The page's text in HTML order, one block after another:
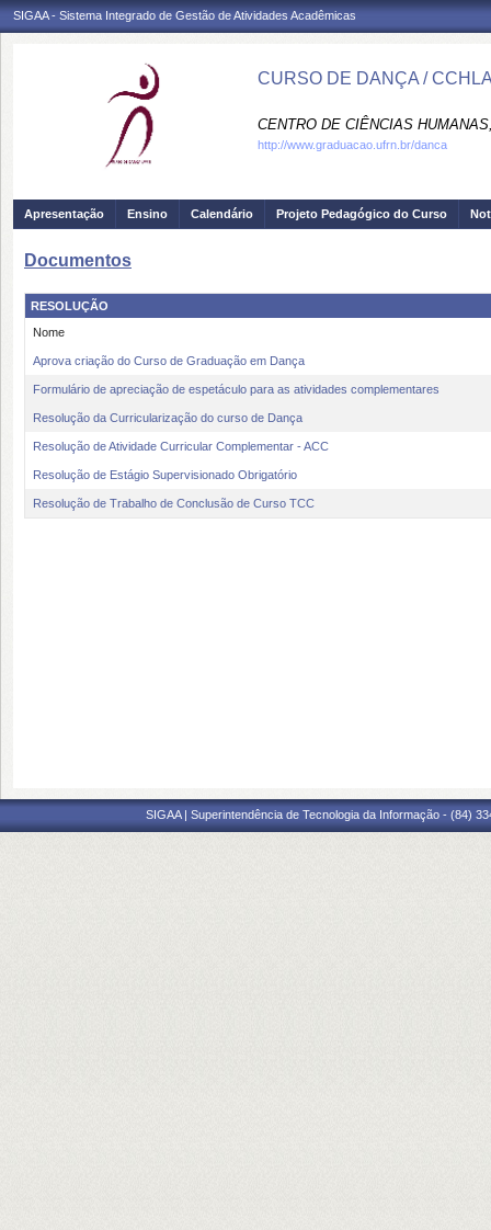
SIGAA - Sistema Integrado de Gestão de Atividades Acadêmicas
CURSO DE DANÇA /
CENTRO DE CIÊNCIAS
http://www.graduacao.ufrn.br/danca
Apresentação Ensino Calendário Projeto Pedagógico do Curso
Documentos
RESOLUÇÃO
Nome
Aprova criação do Curso de Graduação em Dança
Formulário de apreciação de espetáculo para as atividades complementares
Resolução da Curricularização do curso de Dança
Resolução de Atividade Curricular Complementar - ACC
Resolução de Estágio Supervisionado Obrigatório
Resolução de Trabalho de Conclusão de Curso TCC
SIGAA | Superintendência de Tecnologia da Informação - (84)